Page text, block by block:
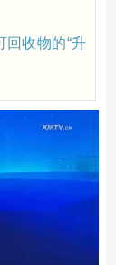
回收物的“升